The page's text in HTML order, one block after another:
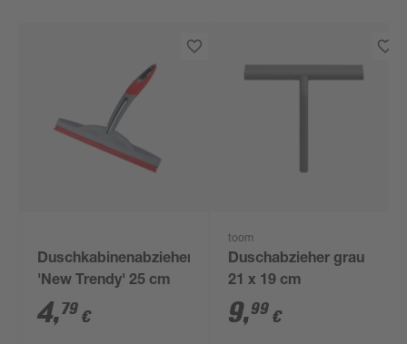
Duschkabinenabzieher
'New Trendy' 25 cm
4,79 €
toom
Duschabzieher grau
21 x 19 cm
9,99 €